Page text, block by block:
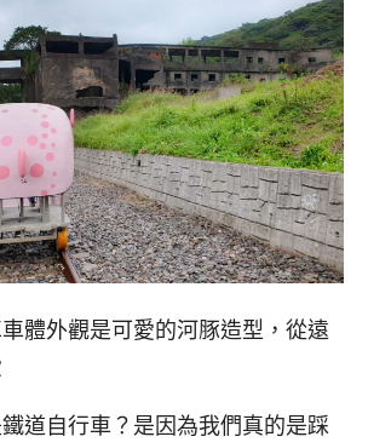
體外觀是可愛的河豚造型，從遠
道自行車？是因為我們真的是踩